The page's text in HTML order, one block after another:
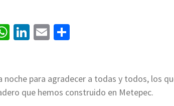
WhatsApp
LinkedIn
Email
noche para agradecer a todas y todos, los
que hemos construido en Metepec.